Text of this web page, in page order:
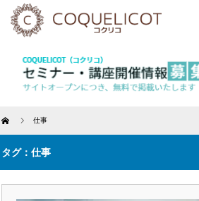
Home 仕事
タグ：仕事